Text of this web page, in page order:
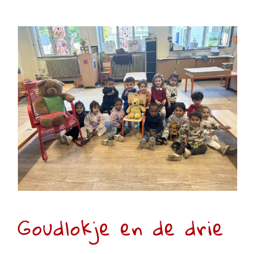
Goudlokje en de drie
beren
Eerste kleuterklas
Goudlokje en de drie